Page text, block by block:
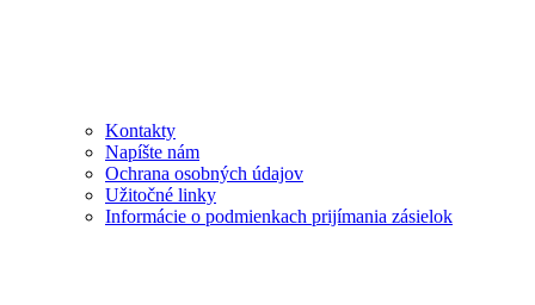
Kontakty
Napíšte nám
Ochrana osobných údajov
Užitočné linky
Informácie o podmienkach prijímania zásielok